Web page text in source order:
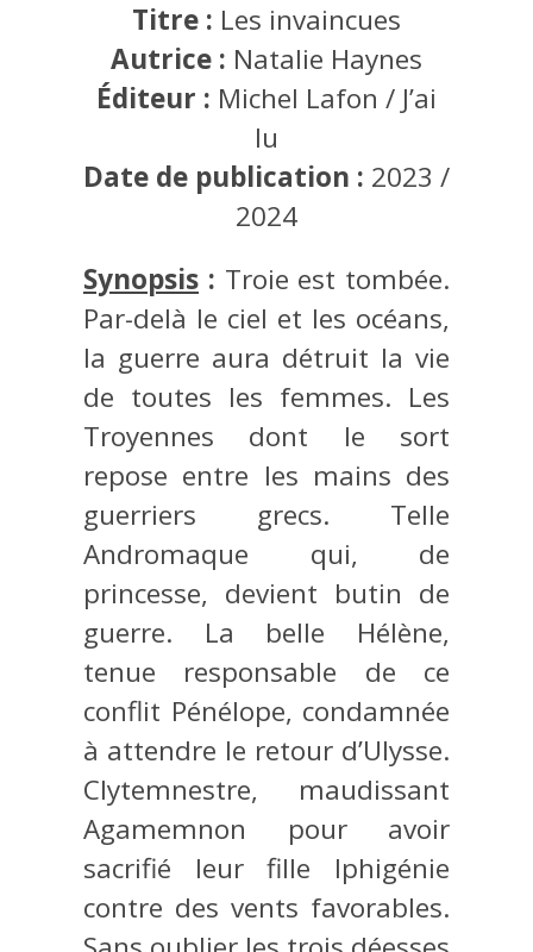
Titre : Les invaincues
Autrice : Natalie Haynes
Éditeur : Michel Lafon / J’ai
lu
Date de publication : 2023 /
2024
Synopsis : Troie est tombée.
Par-delà le ciel et les océans,
la guerre aura détruit la vie
de toutes les femmes. Les
Troyennes dont le sort
repose entre les mains des
guerriers grecs. Telle
Andromaque qui, de
princesse, devient butin de
guerre. La belle Hélène,
tenue responsable de ce
conflit Pénélope, condamnée
à attendre le retour d’Ulysse.
Clytemnestre, maudissant
Agamemnon pour avoir
sacrifié leur fille Iphigénie
contre des vents favorables.